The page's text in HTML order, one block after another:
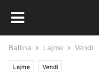
Ballina Lajme Vendi
Lajme Vendi